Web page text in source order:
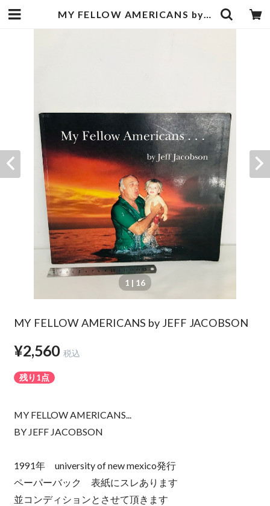
MY FELLOW AMERICANS by JEFF JACOBSON | zbooks
1 | 16
MY FELLOW AMERICANS by JEFF JACOBSON
¥2,560 税込
残り1点
MY FELLOW AMERICANS...
BY JEFF JACOBSON
1991年 university of new mexico発行
ペーパーバック 表紙にスレあります
並コンディションとさせて頂きます